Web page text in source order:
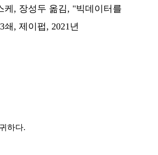
케, 장성두 옮김, "빅데이터를
, 제이펍, 2021년
하다.